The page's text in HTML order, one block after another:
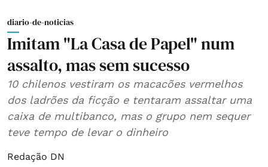
diario-de-noticias
Imitam "La Casa de Papel" num
assalto, mas sem sucesso
10 chilenos vestiram os macacões vermelhos
dos ladrões da ficção e tentaram assaltar uma
caixa de multibanco, mas o grupo nem sequer
teve tempo de levar o dinheiro
Redação DN